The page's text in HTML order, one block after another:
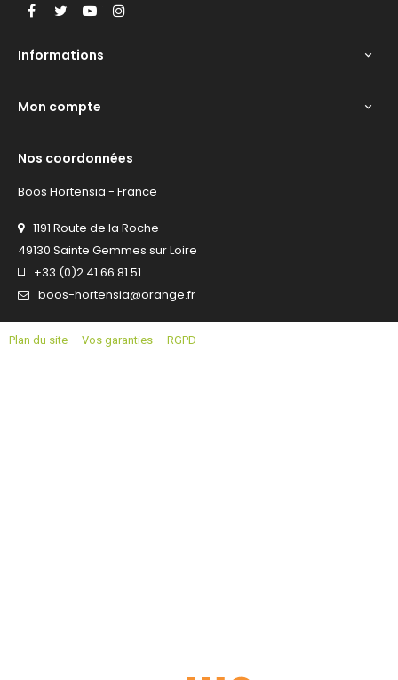
Facebook
Twitter YouTube
Informations 
Mon compte 
Nos coordonnées
Boos Hortensia - France
1191 Route de la Roche
49130 Sainte Gemmes sur Loire
+33 (0)2 41 66 81 51
boos-hortensia@orange.fr
Plan du site Vos garanties RGPD